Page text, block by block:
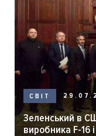
СВІТ
Зеленський в
виробника F-16